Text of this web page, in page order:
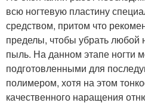
всю ногтевую пластину
средством, притом что
пределы, чтобы убрать любой
пыль. На данном этапе ногти
подготовленными для
полимером, хотя на этом
качественного наращения